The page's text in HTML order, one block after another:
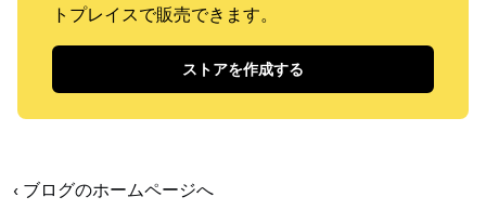
トプレイスで販売できます。
ストアを作成する
‹ ブログのホームページへ